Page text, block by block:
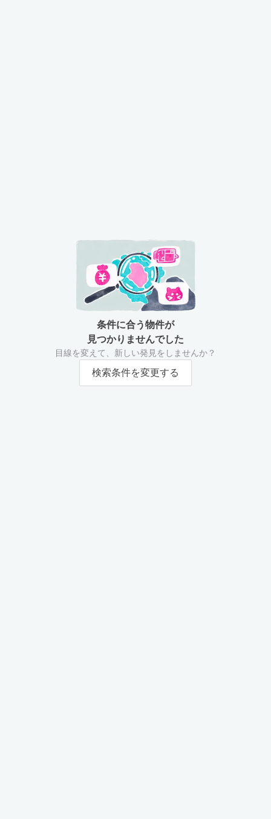
条件に合う物件が
見つかりませんでした
目線を変えて、新しい発見をしませんか？
検索条件を変更する